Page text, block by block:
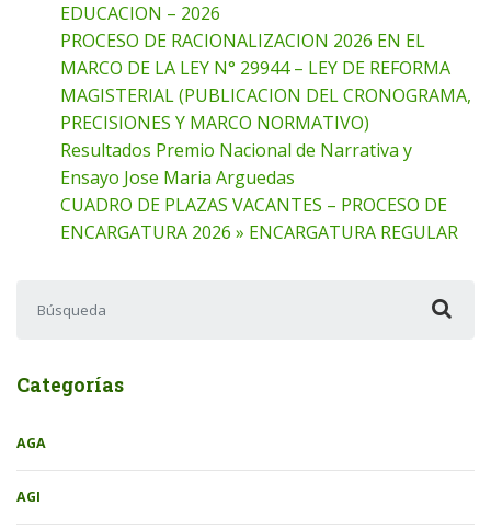
EDUCACION – 2026
PROCESO DE RACIONALIZACION 2026 EN EL
MARCO DE LA LEY N° 29944 – LEY DE REFORMA
MAGISTERIAL (PUBLICACION DEL CRONOGRAMA,
PRECISIONES Y MARCO NORMATIVO)
Resultados Premio Nacional de Narrativa y
Ensayo Jose Maria Arguedas
CUADRO DE PLAZAS VACANTES – PROCESO DE
ENCARGATURA 2026 » ENCARGATURA REGULAR
Categorías
AGA
AGI